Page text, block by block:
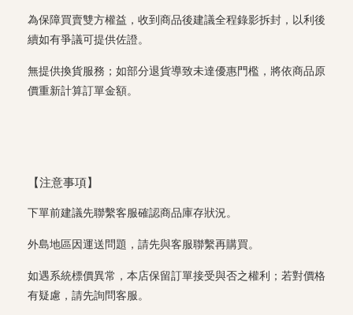
為保障買賣雙方權益，收到商品後建議全程錄影拆封，以利後
續如有爭議可提供佐證。
無提供換貨服務；如部分退貨導致未達優惠門檻，將依商品原
價重新計算訂單金額。
【注意事項】
下單前建議先聯繫客服確認商品庫存狀況。
外島地區因運送問題，請先與客服聯繫再購買。
如遇系統標價異常，本店保留訂單接受與否之權利；若對價格
有疑慮，請先詢問客服。